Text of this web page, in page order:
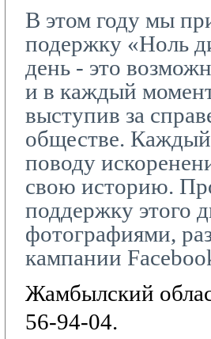
В этом году мы
подержку «Ноль
день - это
и в каждый
выступив за
обществе.
поводу
свою историю.
поддержку этого
фотографиями,
кампании
Жамбылский
56-94-04.